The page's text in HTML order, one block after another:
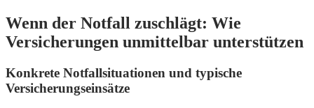
Wenn der Notfall zuschlägt: Wie
Versicherungen unmittelbar unterstützen
Konkrete Notfallsituationen und typische
Versicherungseinsätze